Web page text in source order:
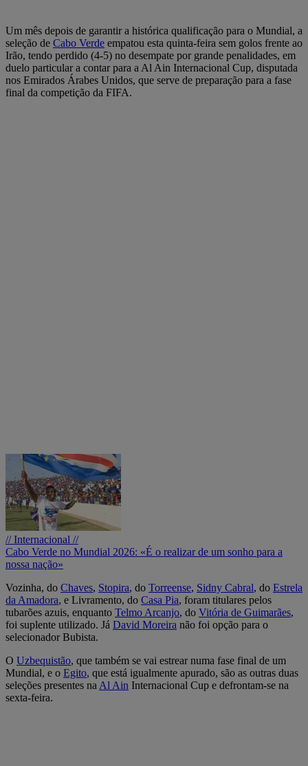
Um mês depois de garantir a histórica qualificação para o Mundial, a
seleção de Cabo Verde empatou esta quinta-feira sem golos frente ao
Irão, tendo perdido (4-5) no desempate por grande penalidades, em
duelo particular a contar para a Al Ain Internacional Cup, disputada
nos Emirados Árabes Unidos, que serve de preparação para a fase
final da competição da FIFA.
// Internacional //
Cabo Verde no Mundial 2026: «É o realizar de um sonho para a
nossa nação»
Vozinha, do Chaves, Stopira, do Torreense, Sidny Cabral, do Estrela
da Amadora, e Livramento, do Casa Pia, foram titulares pelos
tubarões azuis, enquanto Telmo Arcanjo, do Vitória de Guimarães,
foi suplente utilizado. Já David Moreira não foi opção para o
selecionador Bubista.
O Uzbequistão, que também se vai estrear numa fase final de um
Mundial, e o Egito, que está igualmente apurado, são as outras duas
seleções presentes na Al Ain Internacional Cup e defrontam-se na
sexta-feira.